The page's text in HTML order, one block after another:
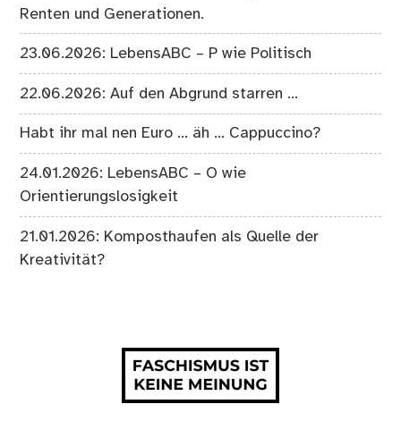
Renten und Generationen.
23.06.2026: LebensABC – P wie Politisch
22.06.2026: Auf den Abgrund starren …
Habt ihr mal nen Euro … äh … Cappuccino?
24.01.2026: LebensABC – O wie
Orientierungslosigkeit
21.01.2026: Komposthaufen als Quelle der
Kreativität?